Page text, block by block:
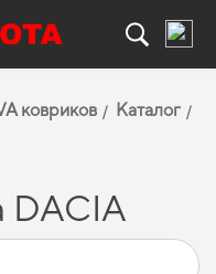
ковриков
Каталог
DACIA